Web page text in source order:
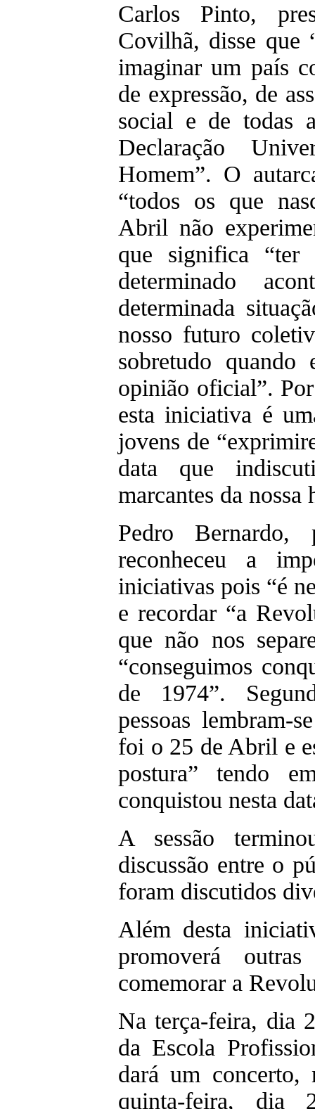
Carlos Pinto,
Covilhã, disse que
imaginar um país
de expressão, de
social e de todas
Declaração
Homem”. O
“todos os que
Abril não
que significa “ter
determinado
determinada
nosso futuro
sobretudo
opinião oficial”.
esta iniciativa é
jovens de
data que
marcantes da nossa
Pedro Bernardo,
reconheceu a
iniciativas pois “é
e recordar “a
que não nos
“conseguimos
de 1974”.
pessoas lembram-
foi o 25 de Abril e
postura” tendo
conquistou nesta
A sessão
discussão entre o
foram discutidos
Além desta
promoverá
comemorar a
Na terça-feira, dia
da Escola
dará um
quinta-feira,